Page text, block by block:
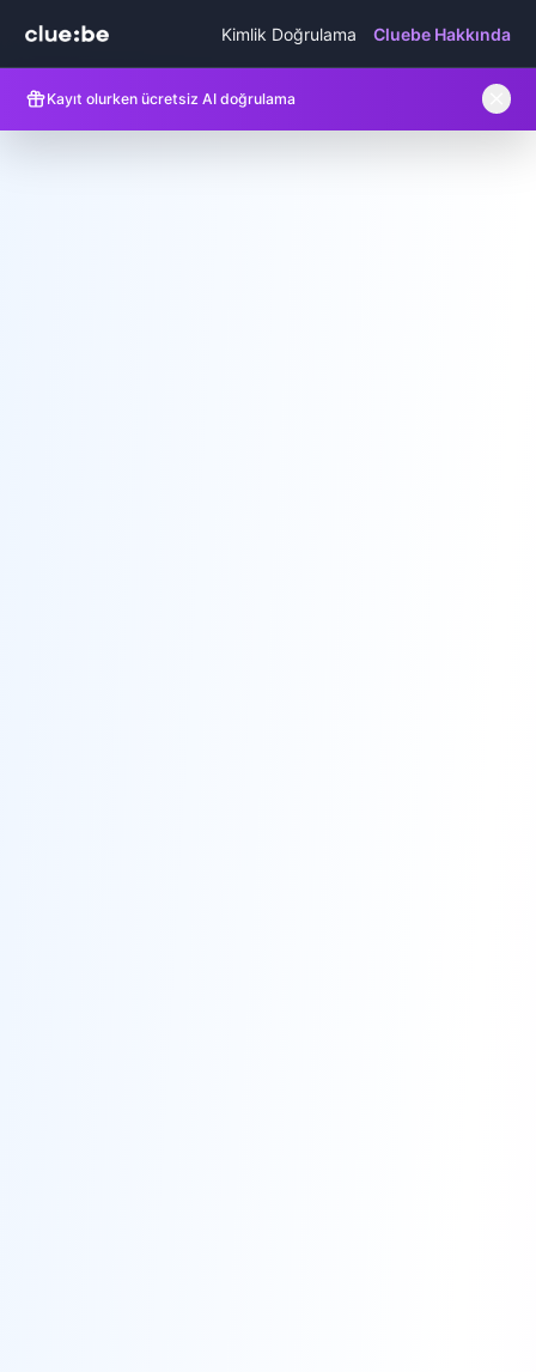
Kimlik Doğrulama Cluebe Hakkında
Kayıt olurken ücretsiz AI doğrulama